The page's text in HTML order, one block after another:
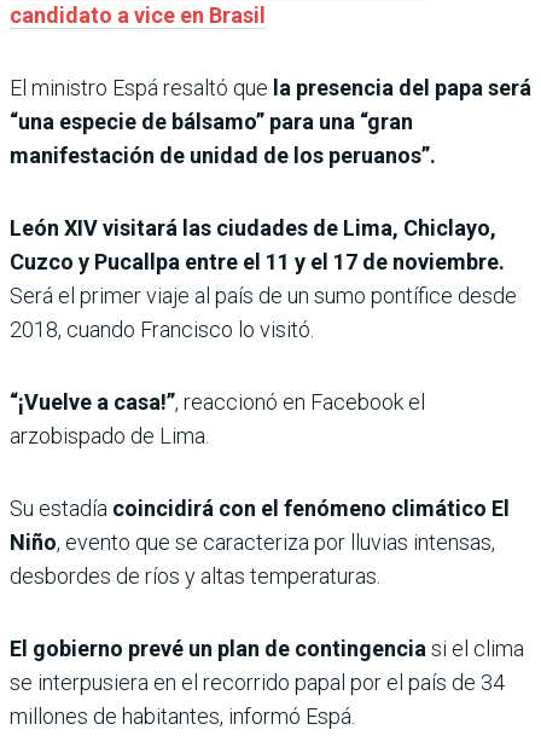
candidato a vice en Brasil
El ministro Espá resaltó que la presencia del papa será
“una especie de bálsamo” para una “gran
manifestación de unidad de los peruanos”.
León XIV visitará las ciudades de Lima, Chiclayo,
Cuzco y Pucallpa entre el 11 y el 17 de noviembre.
Será el primer viaje al país de un sumo pontífice desde
2018, cuando Francisco lo visitó.
“¡Vuelve a casa!”, reaccionó en Facebook el
arzobispado de Lima.
Su estadía coincidirá con el fenómeno climático El
Niño, evento que se caracteriza por lluvias intensas,
desbordes de ríos y altas temperaturas.
El gobierno prevé un plan de contingencia si el clima
se interpusiera en el recorrido papal por el país de 34
millones de habitantes, informó Espá.